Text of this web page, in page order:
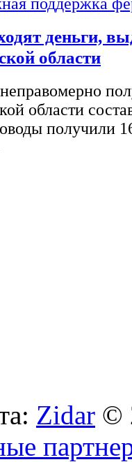
деньги,
области
области
получили
Zidar ©